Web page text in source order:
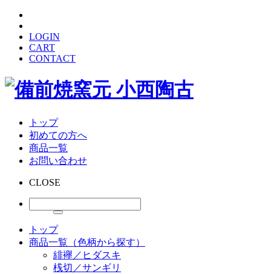
LOGIN
CART
CONTACT
トップ
初めての方へ
商品一覧
お問い合わせ
CLOSE
トップ
商品一覧（色柄から探す）
緋襷／ヒダスキ
桟切／サンギリ